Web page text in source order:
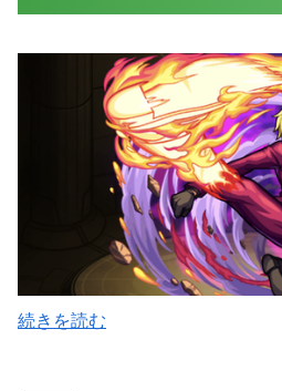
続きを読む